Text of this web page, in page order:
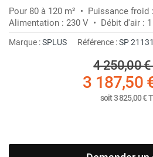
Pour 80 à 120 m² • Puissance froid
Alimentation : 230 V • Débit d'air :
Marque :SPLUS Référence :SP
4 250,00 €
3 187,50
soit3 825,00 €